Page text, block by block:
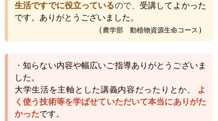
生活ですでに役立っているので、 受講してよかった
です。ありがとうございました。
（ 農学部 動植物資源生命コース ）
・知らない内容や幅広いご指導ありがとうございま
した。
大学生活を主軸とした講義内容だったりとか、
よ
く使う技術等を学ばせていただいて本当にありがた
かったです。